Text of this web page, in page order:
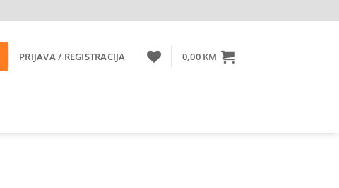
PRIJAVA / REGISTRACIJA 0,00 KM